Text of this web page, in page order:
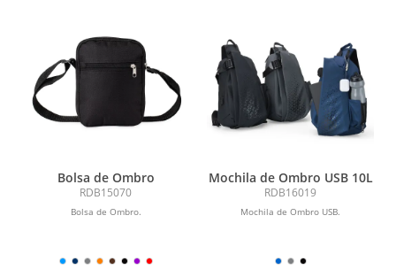
Bolsa de Ombro
RDB15070
Bolsa de Ombro.
Mochila de Ombro USB 10L
RDB16019
Mochila de Ombro USB.